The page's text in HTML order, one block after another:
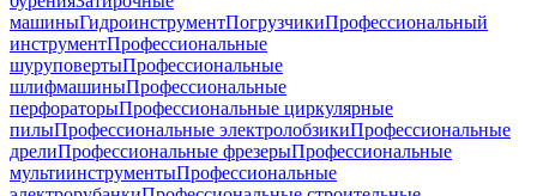
машиныГидроинструментПогрузчикиПрофессиональный
инструментПрофессиональные
шуруповертыПрофессиональные
шлифмашиныПрофессиональные
перфораторыПрофессиональные циркулярные
пилыПрофессиональные электролобзикиПрофессиональные
дрелиПрофессиональные фрезерыПрофессиональные
мультиинструментыПрофессиональные